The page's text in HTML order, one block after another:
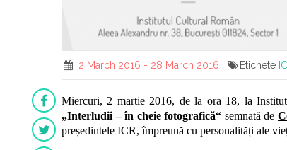
2 March 2016 - 28 March 2016 Etichete
Miercuri, 2 martie 2016, de la ora 18, la
„Interludii – în cheie fotografică“ semnată de
președintele ICR, împreună cu personalități ale